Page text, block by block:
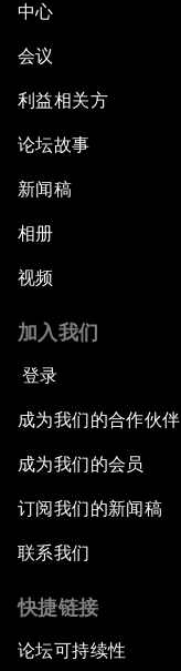
中心
会议
利益相关方
论坛故事
新闻稿
相册
视频
加入我们
登录
成为我们的合作伙伴
成为我们的会员
订阅我们的新闻稿
联系我们
快捷链接
论坛可持续性